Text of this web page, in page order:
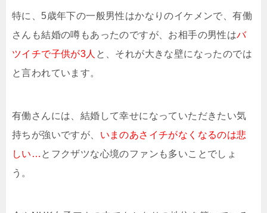
特に、5歳年下の一般男性はかなりのイケメンで、有働
さんも結婚の噂もあったのですが、お相手の男性はバ
ツイチで子供が3人 と、それが大きな壁になったのでは
と言われています。
有働さんには、結婚して幸せになっていただきたい気
持ちが強いですが、 いまのあさイチがなくなるのは悲
しい… とフクザツな心境のファンも多いことでしょ
う。